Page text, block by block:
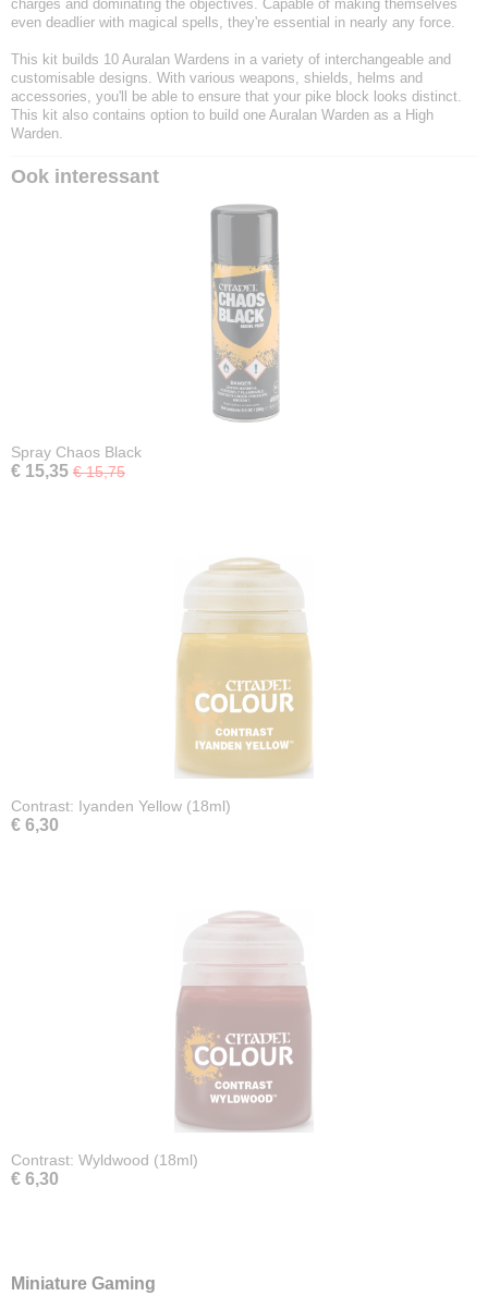
charges and dominating the objectives. Capable of making themselves
even deadlier with magical spells, they're essential in nearly any force.
This kit builds 10 Auralan Wardens in a variety of interchangeable and
customisable designs. With various weapons, shields, helms and
accessories, you'll be able to ensure that your pike block looks distinct.
This kit also contains option to build one Auralan Warden as a High
Warden.
Ook interessant
Spray Chaos Black
€ 15,35 € 15,75
Contrast: Iyanden Yellow (18ml)
€ 6,30
Contrast: Wyldwood (18ml)
€ 6,30
Miniature Gaming